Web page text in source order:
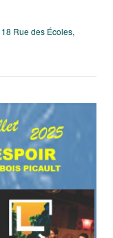
18 Rue des Écoles,